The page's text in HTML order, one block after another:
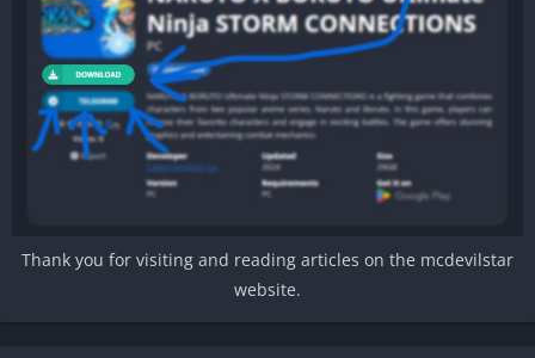
Thank you for visiting and reading articles on the mcdevilstar
website.